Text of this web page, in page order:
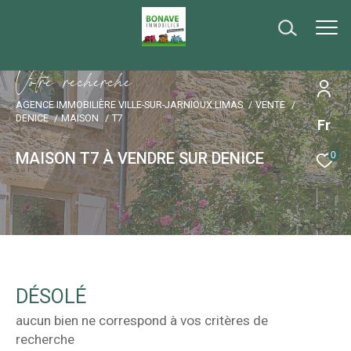
Fr
0
Votre recherche
AGENCE IMMOBILIÈRE VILLE-SUR-JARNIOUX LIMAS
VENTE
DENICE
MAISON T7
MAISON T7 À VENDRE SUR DENICE
DÉSOLÉ
aucun bien ne correspond à vos critères de
recherche